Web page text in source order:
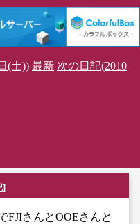
(土)) 最新 次の日記(2010
]
FJIさんとOOEさんと